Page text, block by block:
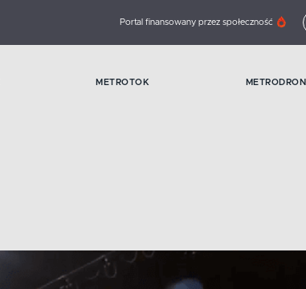
Portal finansowany przez społeczność
METROTOK METRODRON